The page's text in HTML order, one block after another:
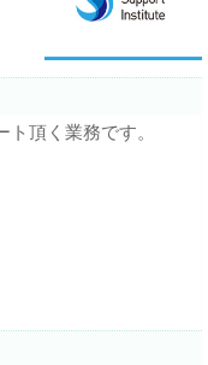
頂く業務です。